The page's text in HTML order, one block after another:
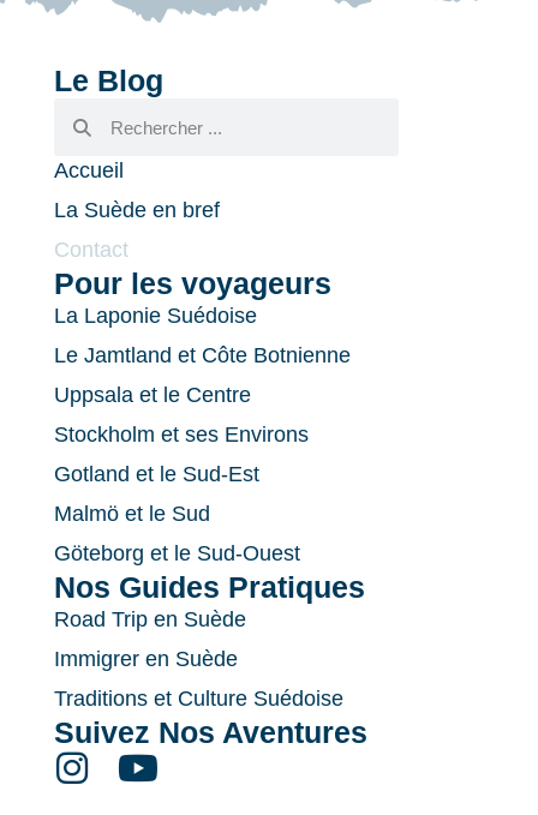
Le Blog
Accueil
La Suède en bref
Contact
Pour les voyageurs
La Laponie Suédoise
Le Jamtland et Côte Botnienne
Uppsala et le Centre
Stockholm et ses Environs
Gotland et le Sud-Est
Malmö et le Sud
Göteborg et le Sud-Ouest
Nos Guides Pratiques
Road Trip en Suède
Immigrer en Suède
Traditions et Culture Suédoise
Suivez Nos Aventures